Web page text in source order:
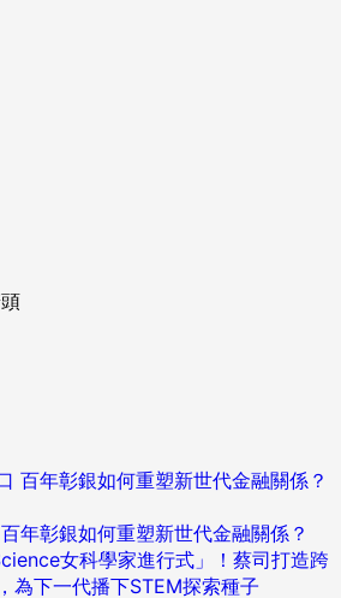
年彰銀如何重塑新世代金融關係？